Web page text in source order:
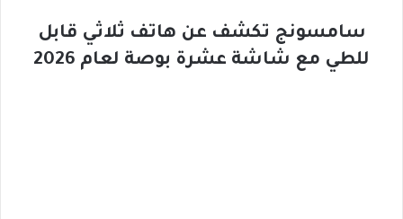
سامسونج تكشف عن هاتف ثلاثي قابل
للطي مع شاشة عشرة بوصة لعام 2026